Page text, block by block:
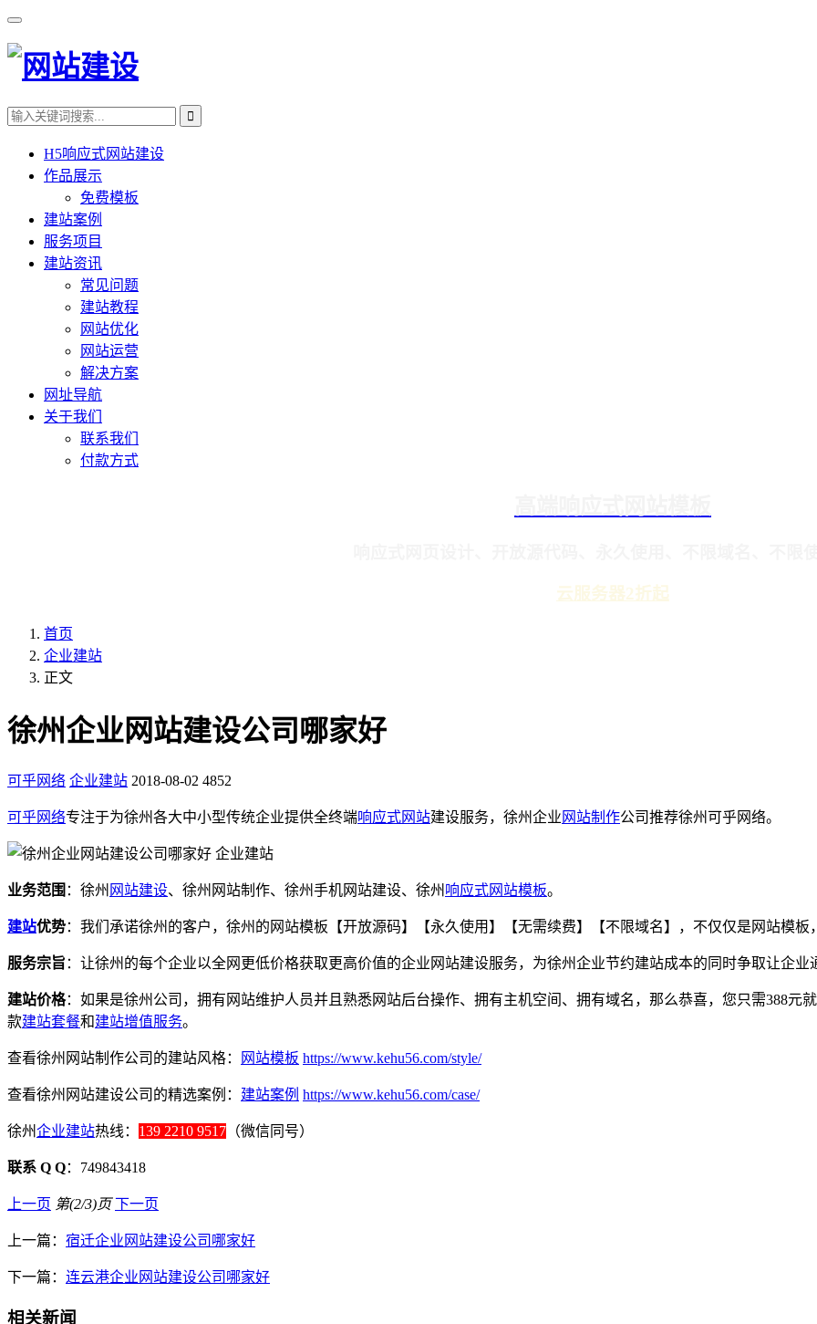
H5响应式网站建设
作品展示
免费模板
建站案例
服务项目
建站资讯
常见问题
建站教程
网站优化
网站运营
解决方案
网址导航
关于我们
联系我们
付款方式
云服务器2折起
首页
企业建站
正文
徐州企业网站建设公司哪家好
可乎网络 企业建站 2018-08-02 4852
可乎网络专注于为徐州各大中小型传统企业提供全终端响应式网站建设服务，徐州企业 网站制作公司推荐徐州可乎网络。
业务范围 ：徐州 网站建设、徐州网站制作、徐州手机网站建设、徐州 响应式网站模板。
建站优势：我们承诺徐州的客户，徐州的网站模板【开放源码】【永久使用】【无需续费】【不限域名】，不仅仅是网站模
服务宗旨 ：让徐州的每个企业以全网更低价格获取更高价值的企业网站建设服务，为徐州企业节约建站成本的同时争取让企业
建站价格：如果是徐州公司，拥有网站维护人员并且熟悉网站后台操作、拥有主机空间、拥有域名，那么恭喜，您只需388元
款建站套餐和建站增值服务。
查看徐州网站制作公司的建站风格： 网站模板 https://www.kehu56.com/style/
查看徐州网站建设公司的精选案例： 建站案例 https://www.kehu56.com/case/
徐州企业建站热线： 139 2210 9517 （微信同号）
联系 Q Q：749843418
上一页 第(2/3)页 下一页
上一篇： 宿迁企业网站建设公司哪家好
下一篇： 连云港企业网站建设公司哪家好
相关新闻